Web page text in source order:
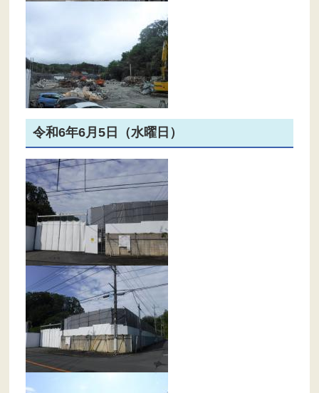
令和6年6月5日（水曜日）